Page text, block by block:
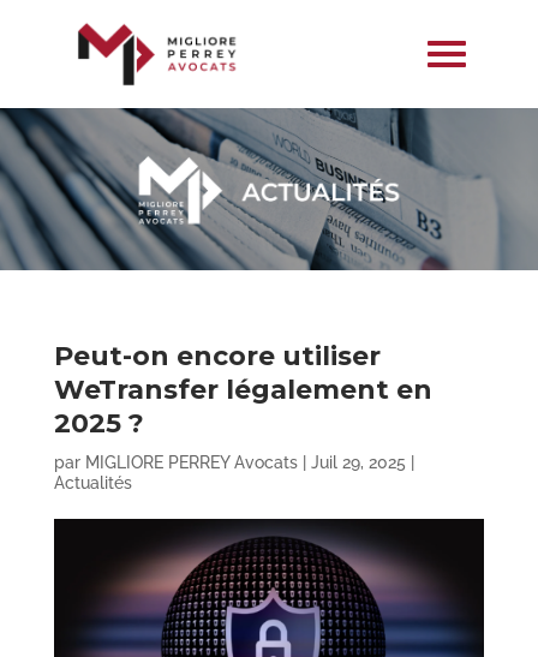
Peut-on encore utiliser
WeTransfer légalement en
2025 ?
par MIGLIORE PERREY Avocats| Juil 29, 2025
Actualités